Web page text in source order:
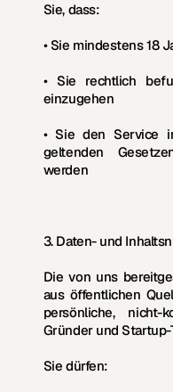
Sie, dass:
• Sie mindestens 18
• Sie rechtlich
einzugehen
• Sie den Service
geltenden
werden
3. Daten- und
Die von uns
aus öffentlichen
persönliche, nicht-
Gründer und
Sie dürfen: